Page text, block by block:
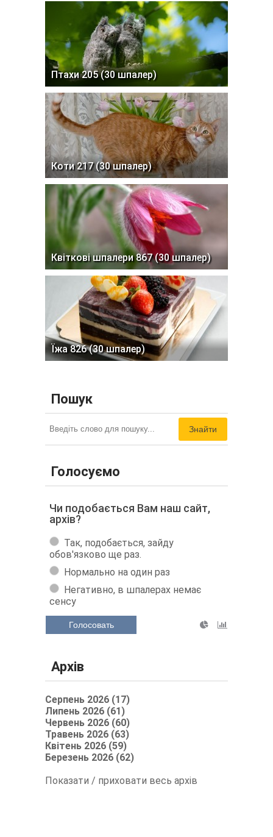
Птахи 205 (30 шпалер)
Коти 217 (30 шпалер)
Квіткові шпалери 867 (30 шпалер)
Їжа 826 (30 шпалер)
Пошук
Знайти
Голосуємо
Чи подобається Вам наш сайт,
архів?
Так, подобається, зайду
обов'язково ще раз.
Нормально на один раз
Негативно, в шпалерах немає
сенсу
Голосовать
Архів
Серпень 2026 (17)
Липень 2026 (61)
Червень 2026 (60)
Травень 2026 (63)
Квітень 2026 (59)
Березень 2026 (62)
Показати / приховати весь архів